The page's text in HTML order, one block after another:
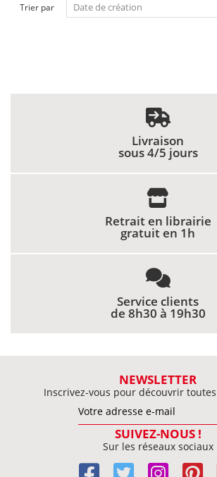
Trier par
Livraison
sous 4/5 jours
Retrait en librairie
gratuit en 1h
Service clients
de 8h30 à 19h30
NEWSLETTER
Inscrivez-vous pour découvrir
SUIVEZ-NOUS !
Sur les réseaux sociaux